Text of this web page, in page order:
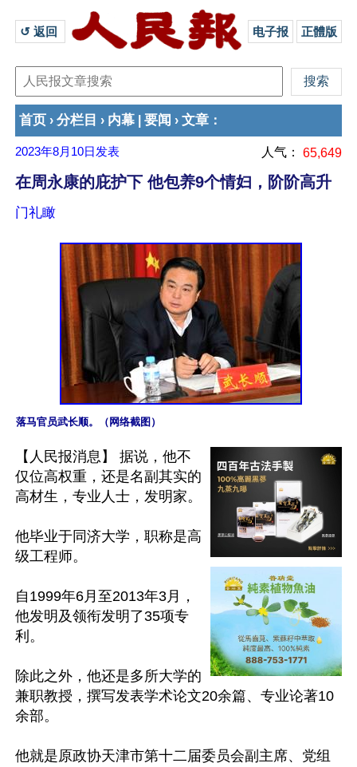
↺ 返回 电子报 正體版
首页 › 分栏目 › 内幕 要闻 › 文章 ：
2023年8月10日 发表 人气： 65,649
在周永康的庇护下 他包养9个情妇，阶阶高升
门礼瞰
落马官员武长顺。（网络截图）
【人民报消息】 据说，他不
仅位高权重，还是名副其实的
高材生，专业人士，发明家。
他毕业于同济大学，职称是高
级工程师。
自1999年6月至2013年3月，
他发明及领衔发明了35项专
利。
除此之外，他还是多所大学的
兼职教授，撰写发表学术论文20余篇、专业论著10
余部。
他就是原政协天津市第十二届委员会副主席、党组